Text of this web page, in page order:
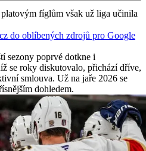
fíglům však už liga učinila
do oblíbených zdrojů pro Google
sezony poprvé dotkne i
se roky diskutovalo, přichází dříve,
smlouva. Už na jaře 2026 se
dohledem.